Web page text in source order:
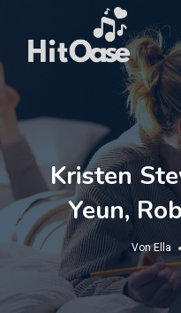
springen
Kristen
Yeun,
Von Ella